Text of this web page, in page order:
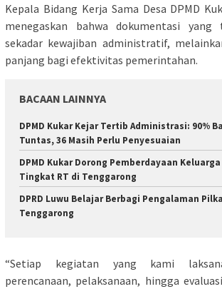
Kepala Bidang Kerja Sama Desa DPMD
menegaskan bahwa dokumentasi
sekadar kewajiban administratif,
panjang bagi efektivitas pemerintahan.
BACAAN LAINNYA
DPMD Kukar Kejar Tertib Administrasi: 90%
Tuntas, 36 Masih Perlu Penyesuaian
DPMD Kukar Dorong Pemberdayaan
Tingkat RT di Tenggarong
DPRD Luwu Belajar Berbagi Pengalaman
Tenggarong
“Setiap kegiatan yang kami
perencanaan, pelaksanaan, hingga